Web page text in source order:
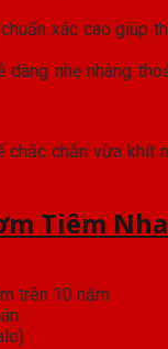
dàng nhẹ nhàng
chắc chắn vừa khít
Tiêm
trên 10 năm